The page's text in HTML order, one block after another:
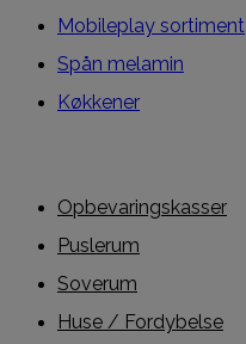
Mobileplay sortiment
Spån melamin
Køkkener
Opbevaringskasser
Puslerum
Soverum
Huse / Fordybelse